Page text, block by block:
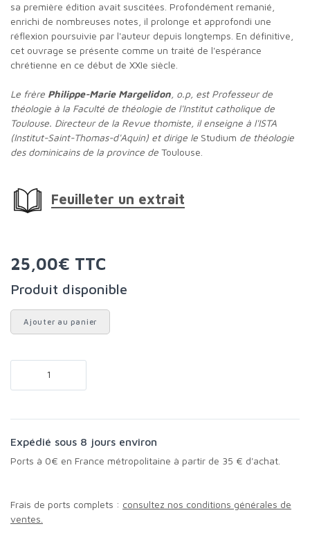
sa première édition avait suscitées. Profondément remanié,
enrichi de nombreuses notes, il prolonge et approfondi une
réflexion poursuivie par l'auteur depuis longtemps. En définitive,
cet ouvrage se présente comme un traité de l'espérance
chrétienne en ce début de XXIe siècle.
Le frère Philippe-Marie Margelidon , o.p, est Professeur de
théologie à la Faculté de théologie de l'Institut catholique de
Toulouse. Directeur de la Revue thomiste, il enseigne à l'ISTA
(Institut-Saint-Thomas-d'Aquin) et dirige le Studium de théologie
des dominicains de la province de Toulouse.
Feuilleter un extrait
25,00€ TTC
Produit disponible
Ajouter au panier
Expédié sous 8 jours environ
Ports à 0€ en France métropolitaine à partir de 35 € d'achat.
Frais de ports complets : consultez nos conditions générales de
ventes.